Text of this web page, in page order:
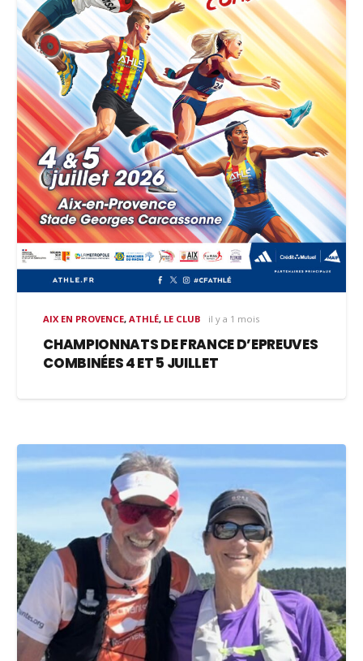
AIX EN PROVENCE,ATHLÉ, LE CLUB il y a 1 mois
CHAMPIONNATS DE FRANCE D’EPREUVES
COMBINÉES 4 ET 5 JUILLET